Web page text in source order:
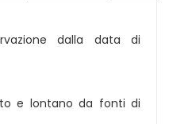
dalla data di
e lontano da fonti di